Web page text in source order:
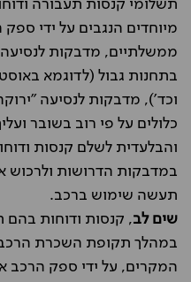
תשלומי קנסות תעבורה
מיוחדים הנגבים על ידי
ממשלתיים, מדבקות לנסיעה
בתחנות גבול (לדוגמא
וכד'), מדבקות לנסיעה
כלולים על פי רוב בשובר
והבלעדית לשלם קנסות
במדבקות הדרושות ולרכוש
תעשה שימוש ברכב.
שים לב, קנסות ודוחות בהם
במהלך תקופת השכרת הרכב
המקרים, על ידי ספק הרכב